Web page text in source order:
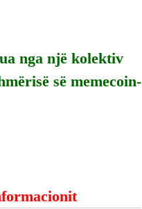
nga një kolektiv
së memecoin-